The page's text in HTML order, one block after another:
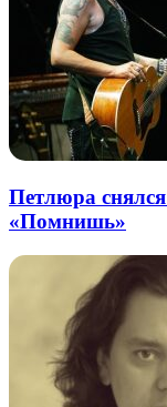
Петлюра
«Помнишь»